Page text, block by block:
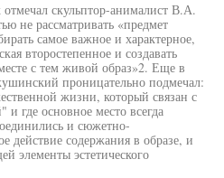
отмечал скульптор-анималист В.А.
не рассматривать «предмет
самое важное и характерное,
второстепенное и создавать
с тем живой образ»2. Еще в
проницательно подмечал:
жизни, который связан с
где основное место всегда
и сюжетно-
действие содержания в образе, и
элементы эстетического